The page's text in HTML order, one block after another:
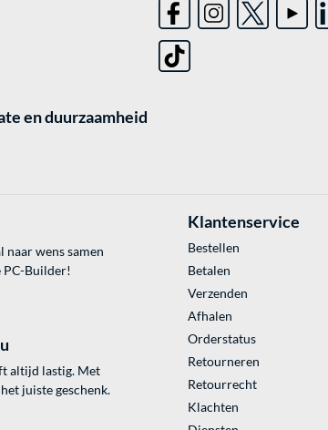
en duurzaamheid
naar wens samen
PC-Builder!
altijd lastig. Met
juiste geschenk.
Klantenservice
Bestellen
Betalen
Verzenden
Afhalen
Orderstatus
Retourneren
Retourrecht
Klachten